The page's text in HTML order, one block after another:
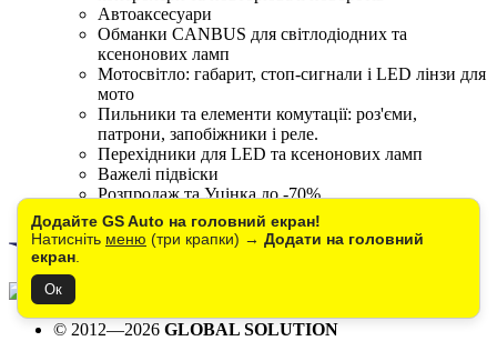
Додайте GS Auto на головний екран!
Натисніть меню (три крапки) → Додати на головний
екран
Ок
Автоаксесуари
Обманки CANBUS для світлодіодних та
ксенонових ламп
Мотосвітло: габарит, стоп-сигнали і LED лінзи для
мото
Пильники та елементи комутації: роз'єми,
патрони, запобіжники і реле.
Перехідники для LED та ксенонових ламп
Важелі підвіски
Розпродаж та Уцінка до -70%
Зняті з виробництва
© 2012—2026 GLOBAL SOLUTION